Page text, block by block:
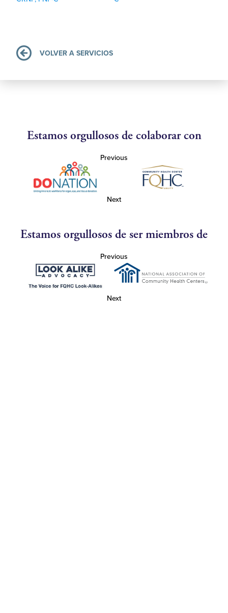
VOLVER A SERVICIOS
Estamos orgullosos de colaborar con
Previous
Next
Estamos orgullosos de ser miembros de
Previous
Next